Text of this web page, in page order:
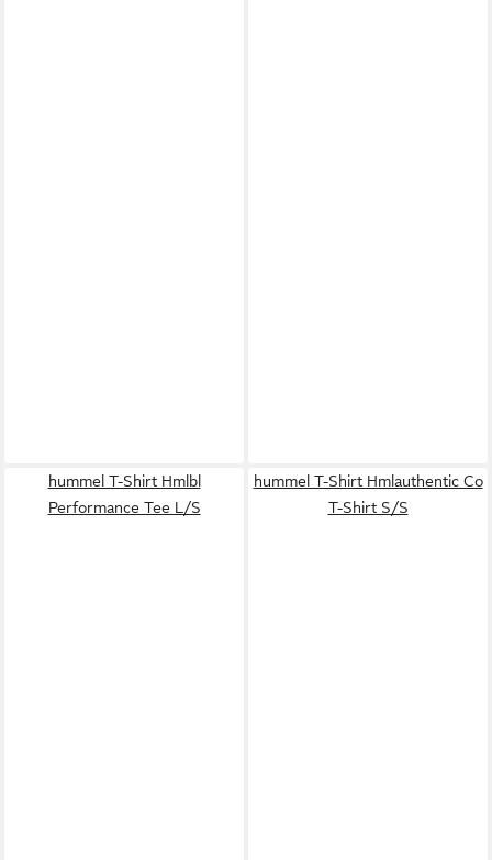
hummel T-Shirt Hmlbl
Performance Tee L/S
hummel T-Shirt Hmlauthentic Co
T-Shirt S/S